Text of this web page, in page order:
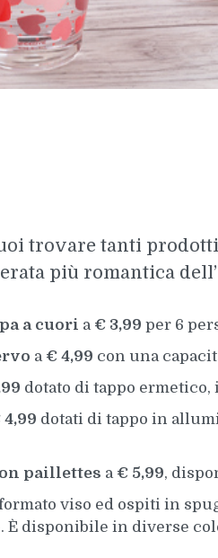
trovare tanti
più romantica
a cuori a€ 3,99 per 6
a€ 4,99 con una
dotato di tappo ermetico,
4,99 dotati di tappo in
paillettes a€ 5,99,
viso ed ospiti in
È disponibile in diverse